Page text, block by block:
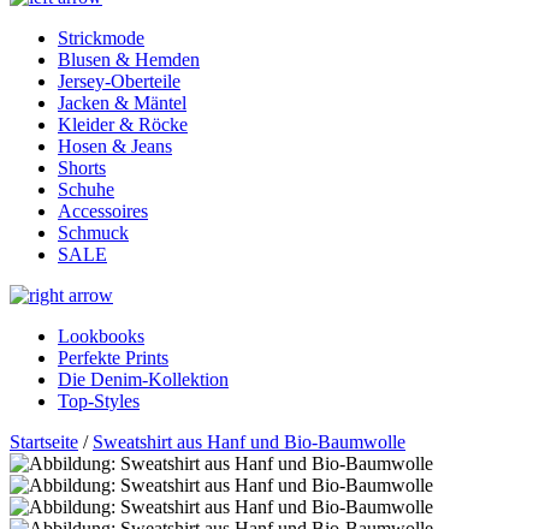
Strickmode
Blusen & Hemden
Jersey-Oberteile
Jacken & Mäntel
Kleider & Röcke
Hosen & Jeans
Shorts
Schuhe
Accessoires
Schmuck
SALE
Lookbooks
Perfekte Prints
Die Denim-Kollektion
Top-Styles
Startseite / Sweatshirt aus Hanf und Bio-Baumwolle